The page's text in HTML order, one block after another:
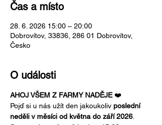
Čas a místo
28. 6. 2026 15:00 – 20:00
Dobrovítov, 33836, 286 01 Dobrovítov,
Česko
O události
AHOJ VŠEM Z FARMY NADĚJE ❤️
Pojď si u nás užít den jakoukoliv poslední
neděli v měsíci od května do září 2026.